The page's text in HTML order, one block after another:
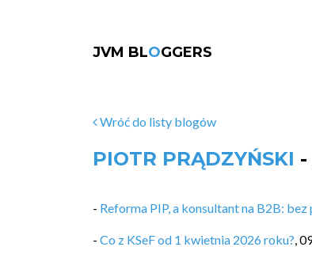
JVM BLOGGERS
Wróć do listy blogów
PIOTR PRĄDZYŃSKI -
- Reforma PIP, a konsultant na B2B:
- Co z KSeF od 1 kwietnia 2026 roku?,